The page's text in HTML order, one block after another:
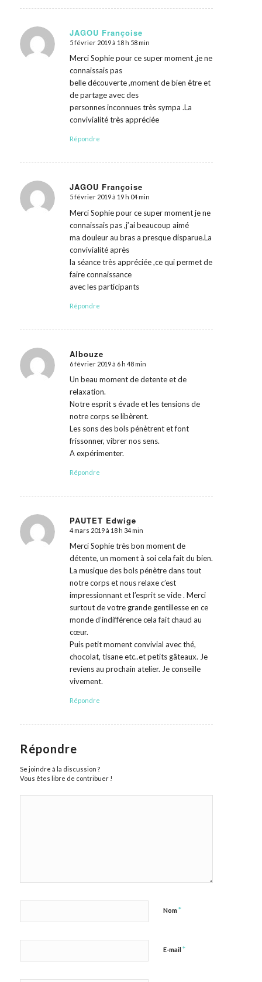
JAGOU Françoise
dit
:
5 février 2019 à 18 h 58 min
Merci Sophie pour ce super moment ,je ne
connaissais pas
belle découverte ,moment de bien être et
de partage avec des
personnes inconnues très sympa .La
convivialité très appréciée
Répondre
JAGOU Françoise
dit
:
5 février 2019 à 19 h 04 min
Merci Sophie pour ce super moment je ne
connaissais pas ,j’ai beaucoup aimé
ma douleur au bras a presque disparue.La
convivialité après
la séance très appréciée ,ce qui permet de
faire connaissance
avec les participants
Répondre
Albouze
dit
:
6 février 2019 à 6 h 48 min
Un beau moment de detente et de
relaxation.
Notre esprit s évade et les tensions de
notre corps se libèrent.
Les sons des bols pénètrent et font
frissonner, vibrer nos sens.
A expérimenter.
Répondre
PAUTET Edwige
dit
:
4 mars 2019 à 18 h 34 min
Merci Sophie très bon moment de
détente, un moment à soi cela fait du bien.
La musique des bols pénètre dans tout
notre corps et nous relaxe c’est
impressionnant et l’esprit se vide . Merci
surtout de votre grande gentillesse en ce
monde d’indifférence cela fait chaud au
cœur.
Puis petit moment convivial avec thé,
chocolat, tisane etc..et petits gâteaux. Je
reviens au prochain atelier. Je conseille
vivement.
Répondre
Répondre
Se joindre à la discussion ?
Vous êtes libre de contribuer !
Nom*
E-mail*